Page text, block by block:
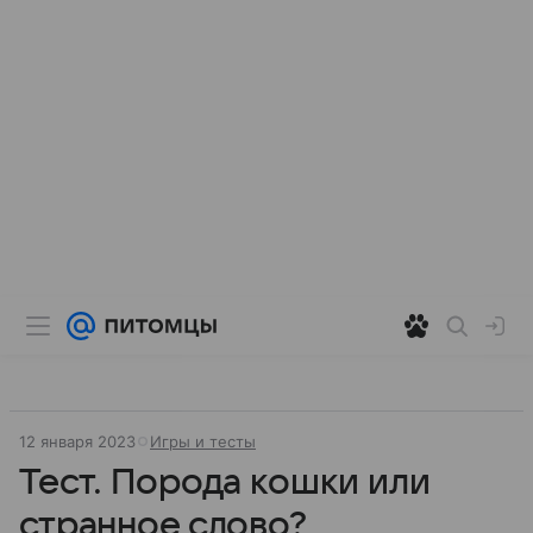
12 января 2023 Игры и тесты
Тест. Порода кошки или